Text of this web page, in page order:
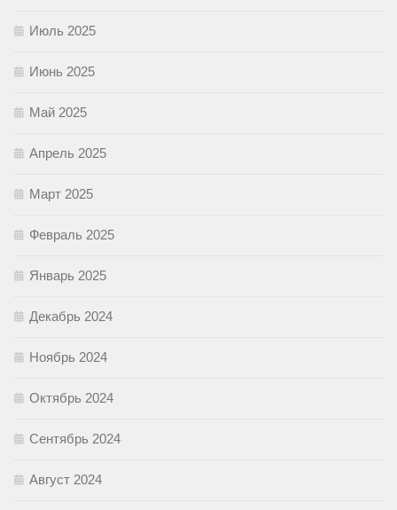
Июль 2025
Июнь 2025
Май 2025
Апрель 2025
Март 2025
Февраль 2025
Январь 2025
Декабрь 2024
Ноябрь 2024
Октябрь 2024
Сентябрь 2024
Август 2024